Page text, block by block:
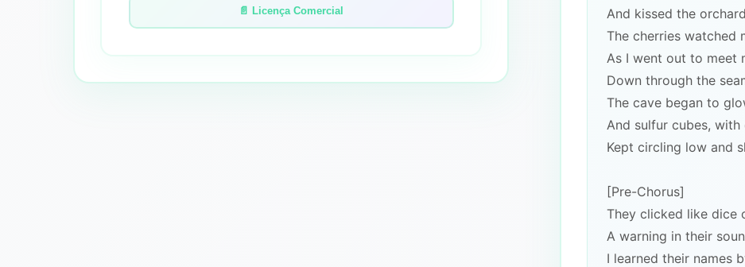
📄 Licença Comercial
And kissed the
The cherries watched
As I went out to meet
Down through the
The cave began to
And sulfur cubes, with
Kept circling low and
[Pre-Chorus]
They clicked like dice
A warning in their
I learned their names